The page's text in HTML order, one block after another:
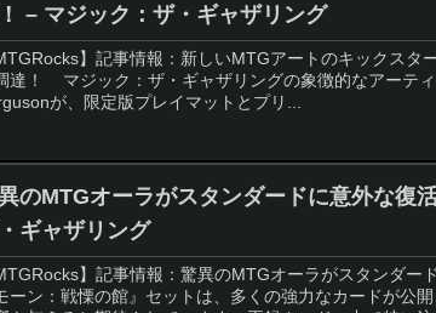
– マジック：ザ・ギャザリング
】記事情報：新しいMTGアートのキックスタ
達！ マジック：ザ・ギャザリングの象徴的なアーテ
が、限定版プレイマットとプリ...
のMTGオーラがスタンダードに意外な復
ギャザリング
】記事情報：驚異のMTGオーラがスタンダ
ーン：戦慄の館』セットは、多くの強力なカードが公